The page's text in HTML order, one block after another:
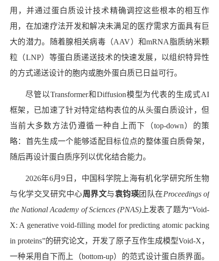
用，并通过蛋白质设计技术精确调控这些根本的相互作
用，在加速疗法开发和解决未满足的医疗需求方面具有巨
大的潜力。随着腺相关病毒（AAV）和mRNA 脂质纳米颗
粒（LNP）等蛋白质递送技术的快速发展，以组织特异性
的方式递送设计的胞内或胞外蛋白质已日益可行。
尽管以Transformer和Diffusion模型为代表的生成式AI
框架，已加速了针对特定结构表位的从头蛋白质设计，但
当前大多数方法仍遵循一种自上而下（top-down）的策
略：首先生成一个能够适配目标位点的整体蛋白质骨架，
随后再设计蛋白质序列以优化结合能力。
2026年6月9 日，中国科学院上海有机化学研究所生物
与化学交叉研究中心周界文与袁钧瑛团队在Proceedings of
the National Academy of Sciences (PNAS)上发表了题为“Void-
X: A generative void-filling model for predicting atomic packing
in proteins”的研究论文，开发了原子互作生成模型Void-X，
一种采用自下而上（bottom-up）的范式设计蛋白质界面。